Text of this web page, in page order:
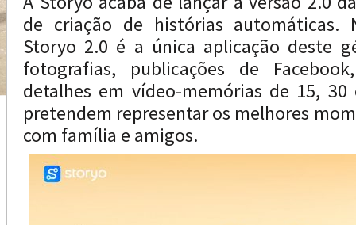
de criação de histórias automáticas.
Storyo 2.0 é a única aplicação deste
fotografias, publicações de
detalhes em vídeo-memórias de 15,
pretendem representar os melhores
com família e amigos.